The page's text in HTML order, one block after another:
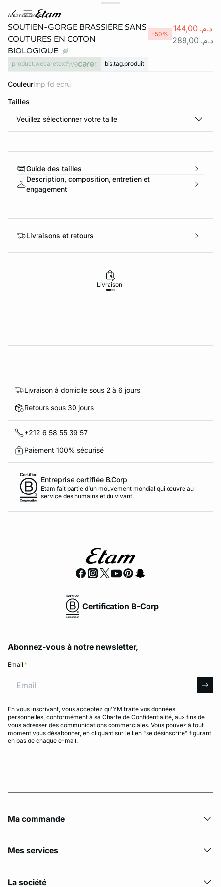
amande bloom
SOUTIEN-GORGE BRASSIÈRE SANS
COUTURES EN COTON
BIOLOGIQUE
-50%
د.م. 144,00
د.م. 289,00
product.wecaretext bis.tag.produit
Couleur imp fd ecru
Tailles
Veuillez sélectionner votre taille
Guide des tailles
Description, composition, entretien et
engagement
Livraisons et retours
Livraison
Livraison à domicile sous 2 à 6 jours
Retours sous 30 jours
+212 6 58 55 39 57
Paiement 100% sécurisé
Entreprise certifiée B.Corp
Etam fait partie d’un mouvement mondial qui œuvre au
service des humains et du vivant.
Certification B-Corp
Abonnez-vous à notre newsletter,
Email *
En vous inscrivant, vous acceptez qu'YM traite vos données
personnelles, conformément à sa Charte de Confidentialité, aux fins de
vous adresser des communications commerciales. Vous pouvez à tout
moment vous désabonner, en cliquant sur le lien "se désinscrire" figurant
en bas de chaque e-mail.
Ma commande
Mes services
La société